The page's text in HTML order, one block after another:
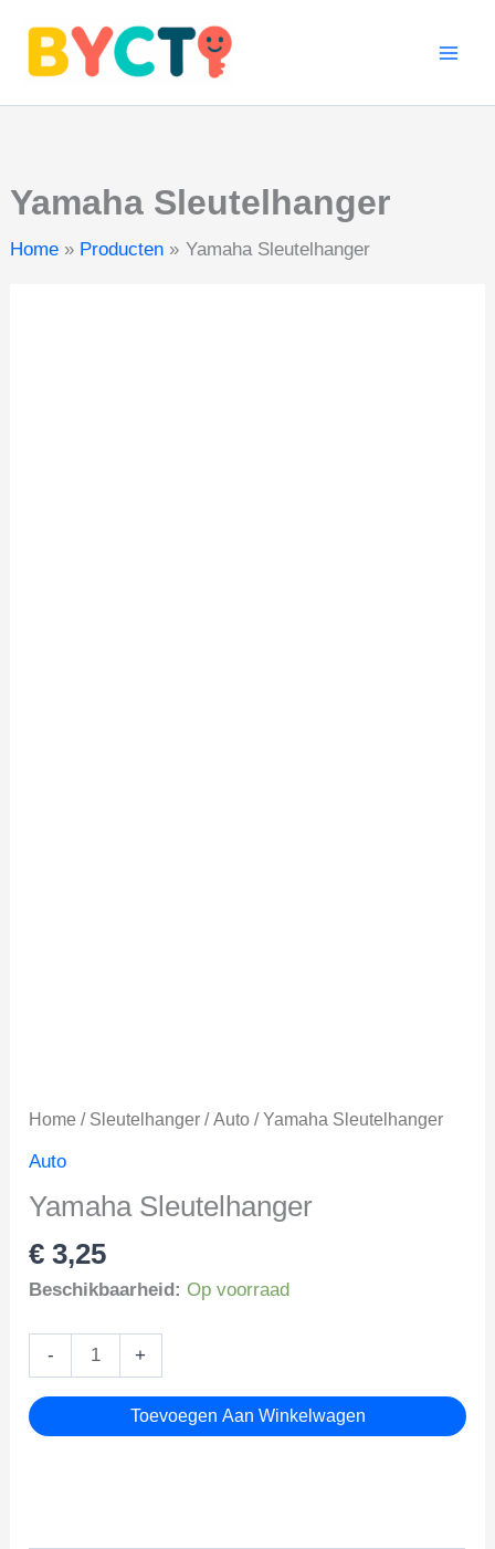
inhoud
Yamaha Sleutelhanger
Home Producten Yamaha Sleutelhanger
Home / Sleutelhanger /Auto / Yamaha Sleutelhanger
Auto
Yamaha Sleutelhanger
€ 3,25
Beschikbaarheid: Op voorraad
-
Yamaha
Sleutelhanger
aantal
+
Toevoegen Aan Winkelwagen